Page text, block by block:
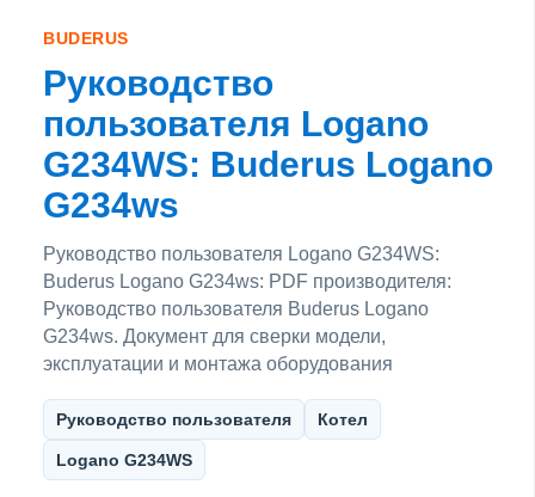
BUDERUS
Руководство
пользователя Logano
G234WS: Buderus Logano
G234ws
Руководство пользователя Logano G234WS:
Buderus Logano G234ws: PDF производителя:
Руководство пользователя Buderus Logano
G234ws. Документ для сверки модели,
эксплуатации и монтажа оборудования
Руководство пользователя Котел
Logano G234WS